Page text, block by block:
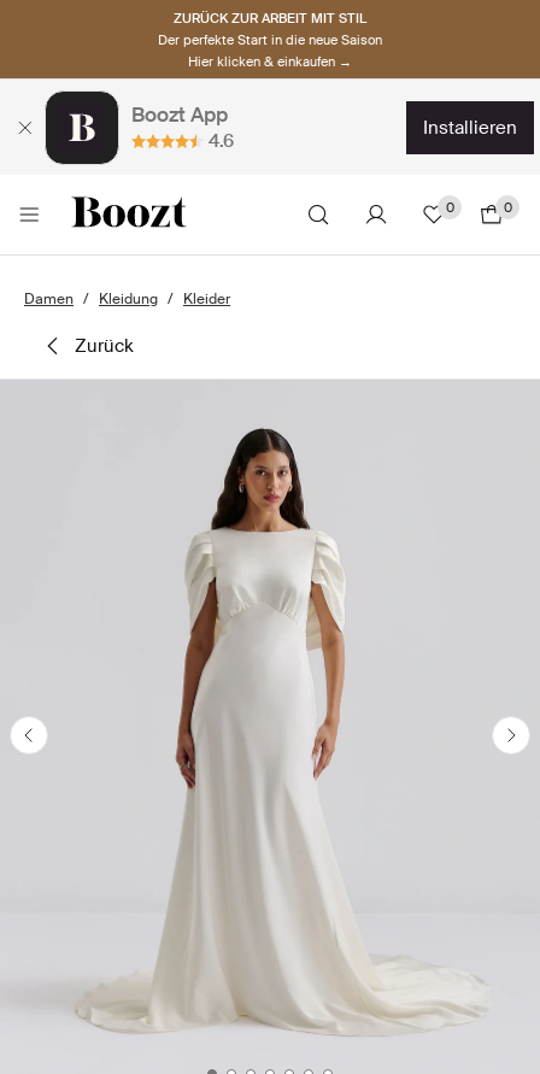
ZURÜCK ZUR ARBEIT MIT STIL
Der perfekte Start in die neue Saison
Hier klicken & einkaufen →
Boozt App
4.6
installieren
0 0
Damen Kleidung Kleider
zurück